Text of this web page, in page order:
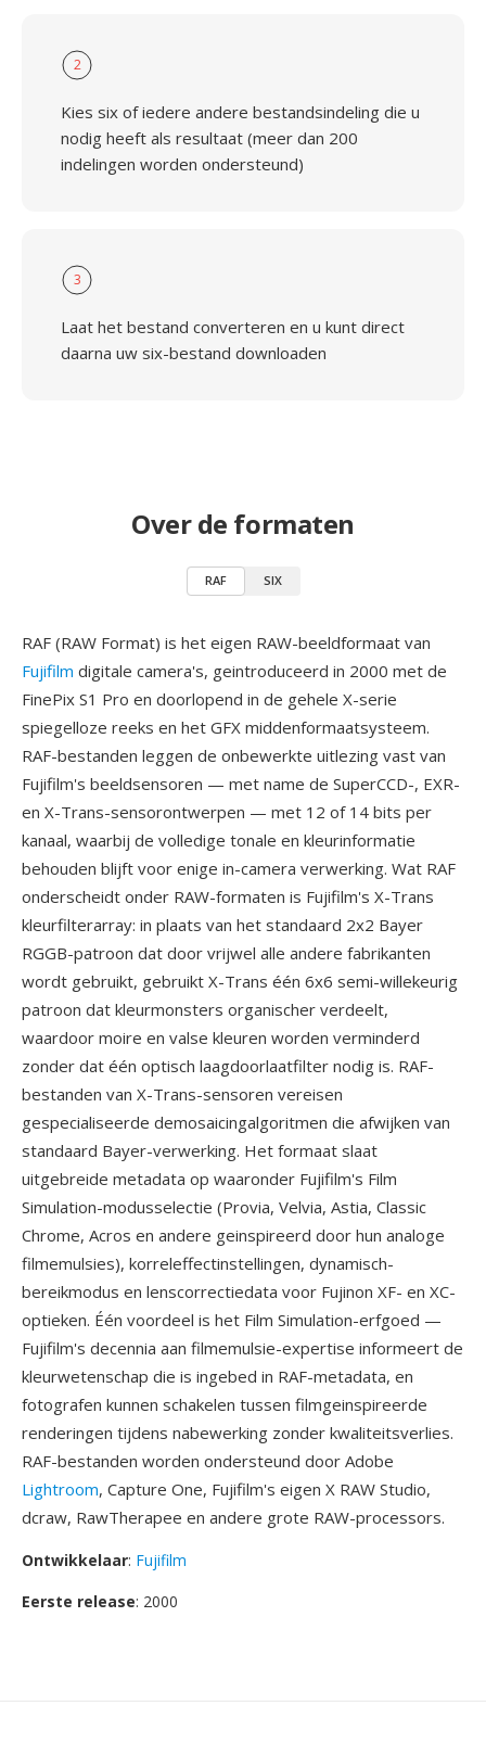
2
Kies six of iedere andere bestandsindeling die u
nodig heeft als resultaat (meer dan 200
indelingen worden ondersteund)
3
Laat het bestand converteren en u kunt direct
daarna uw six-bestand downloaden
Over de formaten
RAF SIX
RAF (RAW Format) is het eigen RAW-beeldformaat van
Fujifilm digitale camera's, geintroduceerd in 2000 met de
FinePix S1 Pro en doorlopend in de gehele X-serie
spiegelloze reeks en het GFX middenformaatsysteem.
RAF-bestanden leggen de onbewerkte uitlezing vast van
Fujifilm's beeldsensoren — met name de SuperCCD-, EXR-
en X-Trans-sensorontwerpen — met 12 of 14 bits per
kanaal, waarbij de volledige tonale en kleurinformatie
behouden blijft voor enige in-camera verwerking. Wat RAF
onderscheidt onder RAW-formaten is Fujifilm's X-Trans
kleurfilterarray: in plaats van het standaard 2x2 Bayer
RGGB-patroon dat door vrijwel alle andere fabrikanten
wordt gebruikt, gebruikt X-Trans één 6x6 semi-willekeurig
patroon dat kleurmonsters organischer verdeelt,
waardoor moire en valse kleuren worden verminderd
zonder dat één optisch laagdoorlaatfilter nodig is. RAF-
bestanden van X-Trans-sensoren vereisen
gespecialiseerde demosaicingalgoritmen die afwijken van
standaard Bayer-verwerking. Het formaat slaat
uitgebreide metadata op waaronder Fujifilm's Film
Simulation-modusselectie (Provia, Velvia, Astia, Classic
Chrome, Acros en andere geinspireerd door hun analoge
filmemulsies), korreleffectinstellingen, dynamisch-
bereikmodus en lenscorrectiedata voor Fujinon XF- en XC-
optieken. Één voordeel is het Film Simulation-erfgoed —
Fujifilm's decennia aan filmemulsie-expertise informeert de
kleurwetenschap die is ingebed in RAF-metadata, en
fotografen kunnen schakelen tussen filmgeinspireerde
renderingen tijdens nabewerking zonder kwaliteitsverlies.
RAF-bestanden worden ondersteund door Adobe
Lightroom, Capture One, Fujifilm's eigen X RAW Studio,
dcraw, RawTherapee en andere grote RAW-processors.
Ontwikkelaar: Fujifilm
Eerste release: 2000